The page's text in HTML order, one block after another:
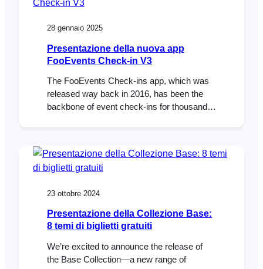
Google Wallet on their mobile phones. A…
28 gennaio 2025
Presentazione della nuova app
FooEvents Check-in V3
The FooEvents Check-ins app, which was
released way back in 2016, has been the
backbone of event check-ins for thousands
we’re thrilled to unveil a completely rebuilt
FooEvents Check-ins App (version 3.0.0),
23 ottobre 2024
Presentazione della Collezione Base:
8 temi di biglietti gratuiti
We’re excited to announce the release of
the Base Collection—a new range of